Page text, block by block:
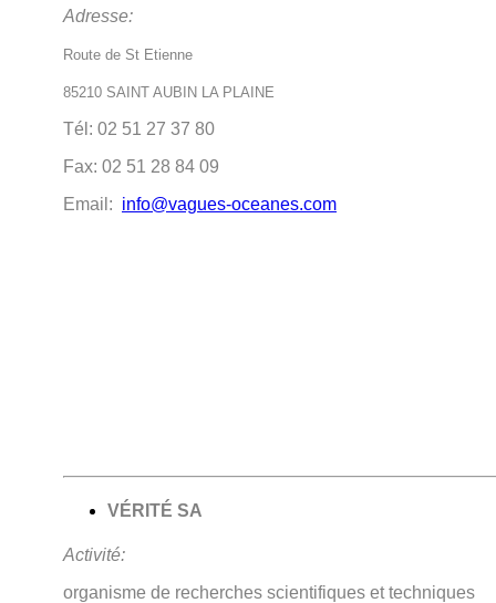
Adresse:
Route de St Etienne
85210 SAINT AUBIN LA PLAINE
Tél: 02 51 27 37 80
Fax: 02 51 28 84 09
Email: info@vagues-oceanes.com
VÉRITÉ SA
Activité:
organisme de recherches scientifiques et techniques